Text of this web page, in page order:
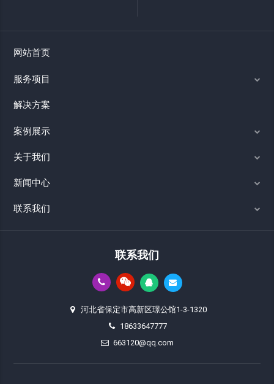
网站首页
服务项目
解决方案
案例展示
关于我们
新闻中心
联系我们
联系我们
河北省保定市高新区璟公馆1-3-1320
18633647777
663120@qq.com